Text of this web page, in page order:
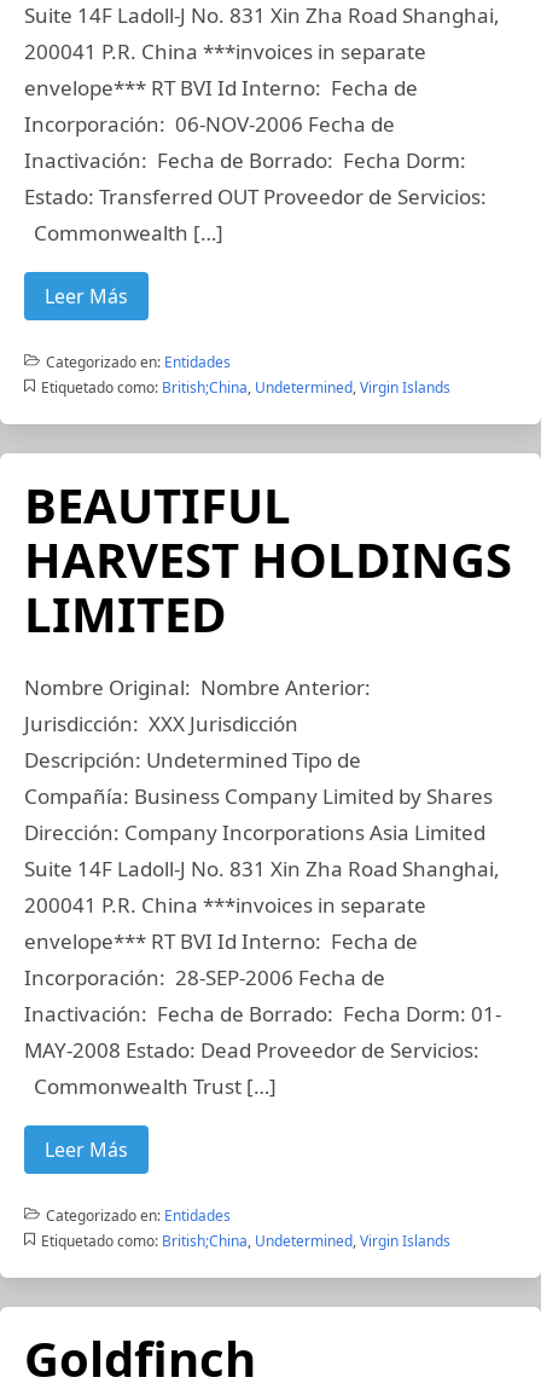
Suite 14F Ladoll-J No. 831 Xin Zha Road Shanghai,
200041 P.R. China ***invoices in separate
envelope*** RT BVI Id Interno: Fecha de
Incorporación: 06-NOV-2006 Fecha de
Inactivación: Fecha de Borrado: Fecha Dorm:
Estado: Transferred OUT Proveedor de Servicios:
Commonwealth […]
Leer Más
Categorizado en: Entidades
Etiquetado como: British;China, Undetermined,Virgin Islands
BEAUTIFUL
HARVEST HOLDINGS
LIMITED
Nombre Original: Nombre Anterior:
Jurisdicción: XXX Jurisdicción
Descripción: Undetermined Tipo de
Compañía: Business Company Limited by Shares
Dirección: Company Incorporations Asia Limited
Suite 14F Ladoll-J No. 831 Xin Zha Road Shanghai,
200041 P.R. China ***invoices in separate
envelope*** RT BVI Id Interno: Fecha de
Incorporación: 28-SEP-2006 Fecha de
Inactivación: Fecha de Borrado: Fecha Dorm: 01-
MAY-2008 Estado: Dead Proveedor de Servicios:
Commonwealth Trust […]
Leer Más
Categorizado en: Entidades
Etiquetado como: British;China, Undetermined,Virgin Islands
Goldfinch